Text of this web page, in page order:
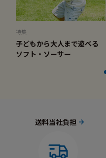
特集
子どもから大人まで遊べる
ソフト・ソーサー
送料当社負担